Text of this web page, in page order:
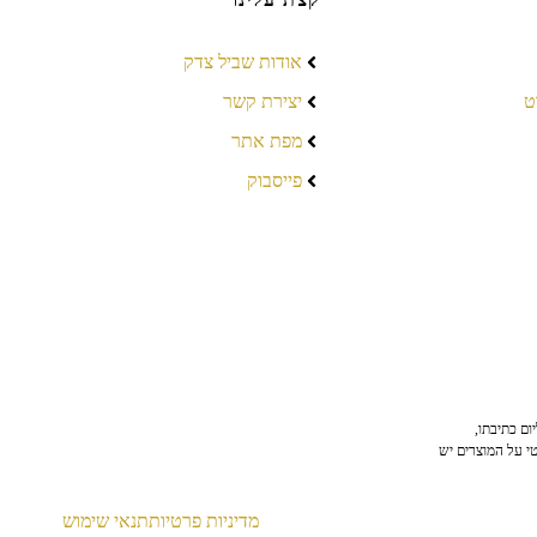
אודות שביל צדק
יצירת קשר
מפת אתר
פייסבוק
כתיבתו,
על המוצרים יש
מדיניות פרטיותתנאי שימוש